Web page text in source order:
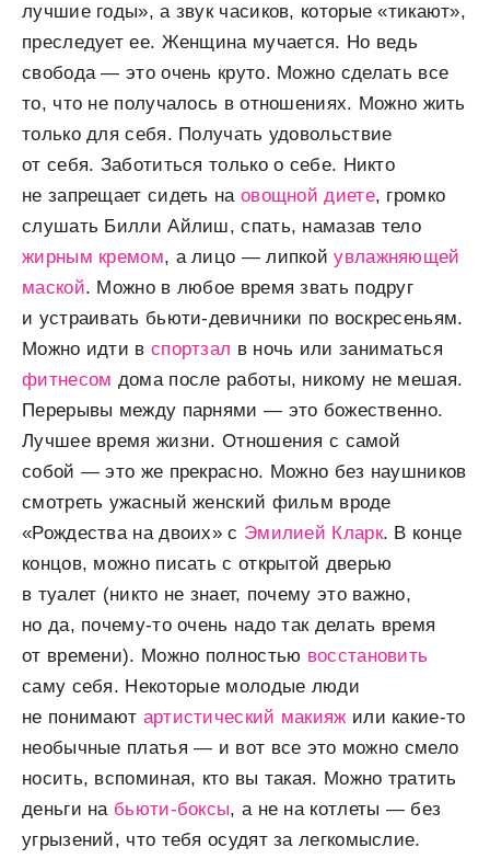
лучшие годы», а звук часиков, которые «тикают»,
преследует ее. Женщина мучается. Но ведь
свобода — это очень круто. Можно сделать все
то, что не получалось в отношениях. Можно жить
только для себя. Получать удовольствие
от себя. Заботиться только о себе. Никто
не запрещает сидеть на овощной диете, громко
слушать Билли Айлиш, спать, намазав тело
жирным кремом, а лицо — липкой увлажняющей
маской. Можно в любое время звать подруг
и устраивать бьюти-девичники по воскресеньям.
Можно идти в спортзал в ночь или заниматься
фитнесом дома после работы, никому не мешая.
Перерывы между парнями — это божественно.
Лучшее время жизни. Отношения с самой
собой — это же прекрасно. Можно без наушников
смотреть ужасный женский фильм вроде
«Рождества на двоих» с Эмилией Кларк. В конце
концов, можно писать с открытой дверью
в туалет (никто не знает, почему это важно,
но да, почему-то очень надо так делать время
от времени). Можно полностью восстановить
саму себя. Некоторые молодые люди
не понимают артистический макияж или какие-то
необычные платья — и вот все это можно смело
носить, вспоминая, кто вы такая. Можно тратить
деньги на бьюти-боксы, а не на котлеты — без
угрызений, что тебя осудят за легкомыслие.